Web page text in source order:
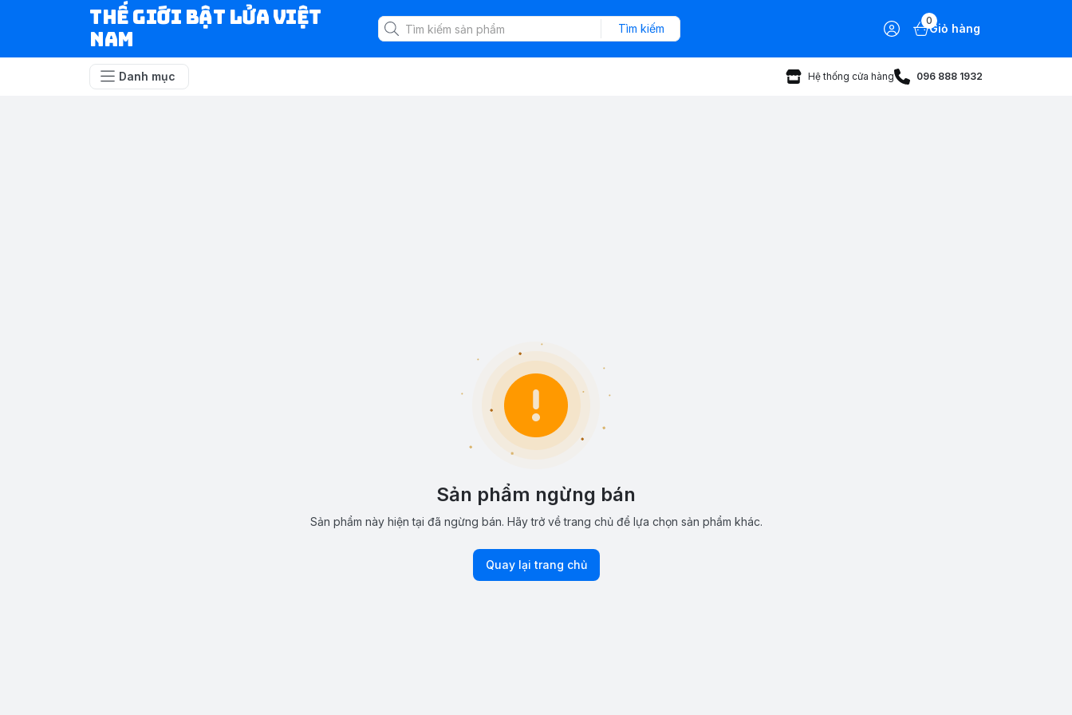
Thế Giới Bật Lửa Việt
Nam
Tìm kiếm
0
Giỏ hàng
Danh mục Hệ thống cửa hàng 096 888 1932
Sản phẩm ngừng bán
Sản phẩm này hiện tại đã ngừng bán. Hãy trở về trang chủ để lựa chọn sản phẩm khác.
Quay lại trang chủ